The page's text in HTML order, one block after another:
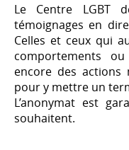
Le Centre LGBT
témoignages en
Celles et ceux qui
comportements
encore des actions
pour y mettre un
L’anonymat est
souhaitent.